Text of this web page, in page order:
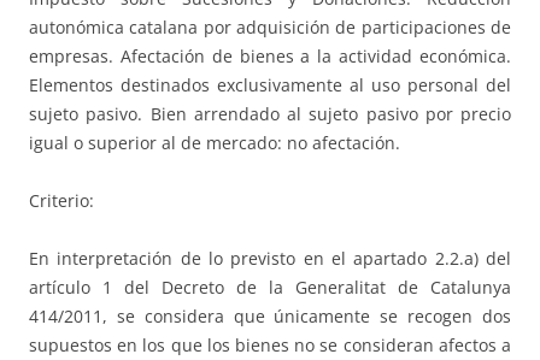
autonómica catalana por adquisición de participaciones de
empresas. Afectación de bienes a la actividad económica.
Elementos destinados exclusivamente al uso personal del
sujeto pasivo. Bien arrendado al sujeto pasivo por precio
igual o superior al de mercado: no afectación.
Criterio:
En interpretación de lo previsto en el apartado 2.2.a) del
artículo 1 del Decreto de la Generalitat de Catalunya
414/2011, se considera que únicamente se recogen dos
supuestos en los que los bienes no se consideran afectos a